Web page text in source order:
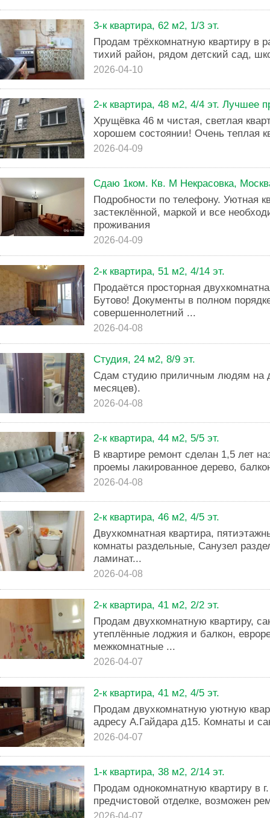
3-к квартира, 62 м2, 1/3 эт.
Продам трёхкомнатную квартиру в
тихий район, рядом детский сад,
2026-04-10
2-к квартира, 48 м2, 4/4 эт. Лучшее
Хрущёвка 46 м чистая, светлая
хорошем состоянии! Очень теплая
2026-04-09
Сдаю 1ком. Кв. М Некрасовка,
Подробности по телефону. Уютная
застеклённой, маркой и все
проживания
2026-04-09
2-к квартира, 51 м2, 4/14 эт.
Продаётся просторная
Бутово! Документы в полном
совершеннолетний ...
2026-04-08
Студия, 24 м2, 8/9 эт.
Сдам студию приличным людям на
месяцев).
2026-04-08
2-к квартира, 44 м2, 5/5 эт.
В квартире ремонт сделан 1,5 лет
проемы лакированное дерево,
2026-04-08
2-к квартира, 46 м2, 4/5 эт.
Двухкомнатная квартира,
комнаты раздельные, Санузел
ламинат...
2026-04-08
2-к квартира, 41 м2, 2/2 эт.
Продам двухкомнатную квартиру,
утеплённые лоджия и балкон,
межкомнатные ...
2026-04-07
2-к квартира, 41 м2, 4/5 эт.
Продам двухкомнатную уютную
адресу А.Гайдара д15. Комнаты и
2026-04-07
1-к квартира, 38 м2, 2/14 эт.
Продам однокомнатную квартиру в
предчистовой отделке, возможен
2026-04-07